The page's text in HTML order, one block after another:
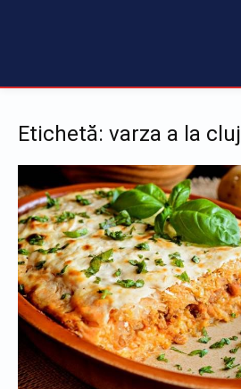
Etichetă: varza a la cluj